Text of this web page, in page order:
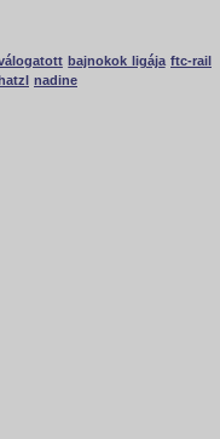
bajnokok ligája ftc-rail
nadine